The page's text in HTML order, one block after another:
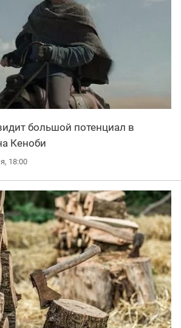
большой потенциал в
Кеноби
18:00